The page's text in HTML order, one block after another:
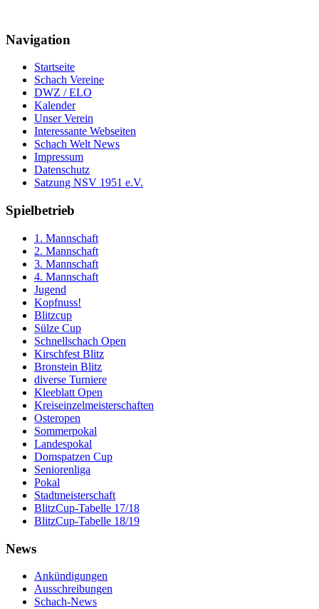
Navigation
Startseite
Schach Vereine
DWZ / ELO
Kalender
Unser Verein
Interessante Webseiten
Schach Welt News
Impressum
Datenschutz
Satzung NSV 1951 e.V.
Spielbetrieb
1. Mannschaft
2. Mannschaft
3. Mannschaft
4. Mannschaft
Jugend
Kopfnuss!
Blitzcup
Sülze Cup
Schnellschach Open
Kirschfest Blitz
Bronstein Blitz
diverse Turniere
Kleeblatt Open
Kreiseinzelmeisterschaften
Osteropen
Sommerpokal
Landespokal
Domspatzen Cup
Seniorenliga
Pokal
Stadtmeisterschaft
BlitzCup-Tabelle 17/18
BlitzCup-Tabelle 18/19
News
Ankündigungen
Ausschreibungen
Schach-News